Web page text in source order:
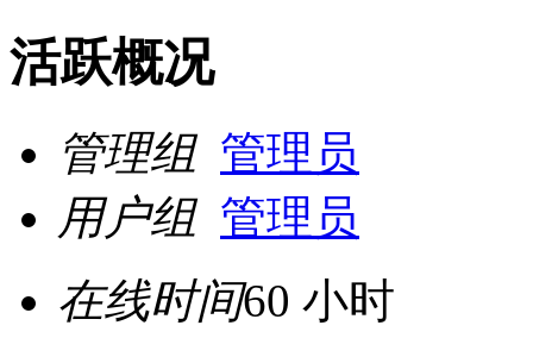
活跃概况
管理组 管理员
用户组 管理员
在线时间60 小时